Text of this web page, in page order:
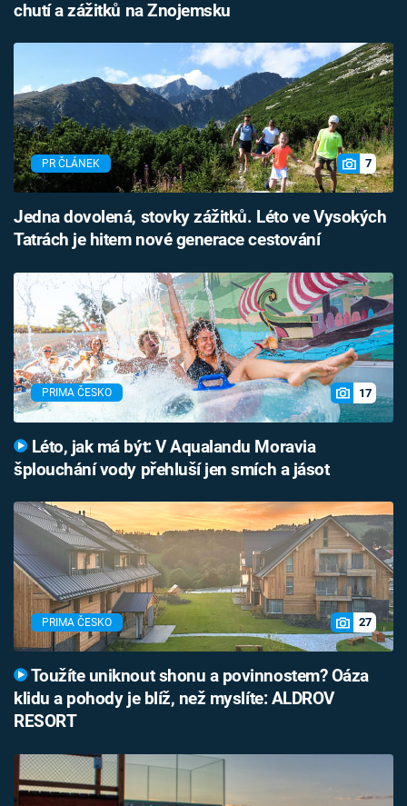
chutí a zážitků na Znojemsku
PR ČLÁNEK 7
Jedna dovolená, stovky zážitků. Léto ve Vysokých
Tatrách je hitem nové generace cestování
PRIMA ČESKO 17
Léto, jak má být: V Aqualandu Moravia
šplouchání vody přehluší jen smích a jásot
PRIMA ČESKO 27
Toužíte uniknout shonu a povinnostem? Oáza
klidu a pohody je blíž, než myslíte: ALDROV
RESORT